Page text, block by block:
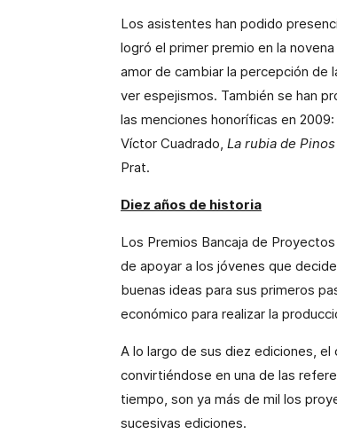
Los asistentes han podido
logró el primer premio en la
amor de cambiar la percepción de
ver espejismos. También se han
las menciones honoríficas en 2009:
Víctor Cuadrado, La rubia de
Prat.
Diez años de historia
Los Premios Bancaja de
de apoyar a los jóvenes que
buenas ideas para sus primeros
económico para realizar la
A lo largo de sus diez ediciones,
convirtiéndose en una de las
tiempo, son ya más de mil los
sucesivas ediciones.